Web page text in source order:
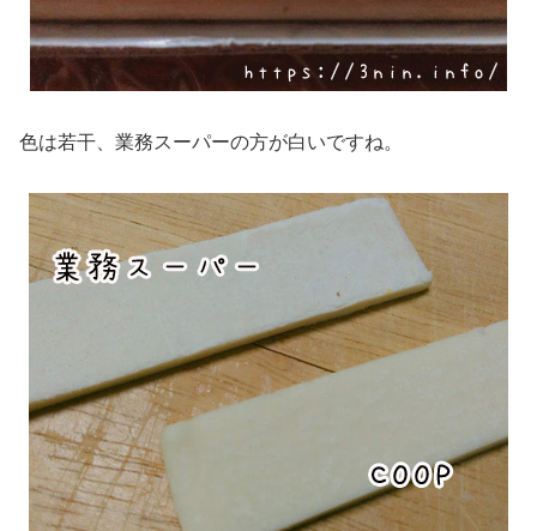
色は若干、業務スーパーの方が白いですね。